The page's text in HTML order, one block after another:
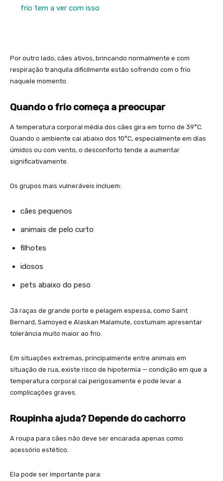
frio tem a ver com isso
Por outro lado, cães ativos, brincando normalmente e com
respiração tranquila dificilmente estão sofrendo com o frio
naquele momento.
Quando o frio começa a preocupar
A temperatura corporal média dos cães gira em torno de 39°C.
Quando o ambiente cai abaixo dos 10°C, especialmente em dias
úmidos ou com vento, o desconforto tende a aumentar
significativamente.
Os grupos mais vulneráveis incluem:
cães pequenos
animais de pelo curto
filhotes
idosos
pets abaixo do peso
Já raças de grande porte e pelagem espessa, como Saint
Bernard, Samoyed e Alaskan Malamute, costumam apresentar
tolerância muito maior ao frio.
Em situações extremas, principalmente entre animais em
situação de rua, existe risco de hipotermia — condição em que a
temperatura corporal cai perigosamente e pode levar a
complicações graves.
Roupinha ajuda? Depende do cachorro
A roupa para cães não deve ser encarada apenas como
acessório estético.
Ela pode ser importante para: